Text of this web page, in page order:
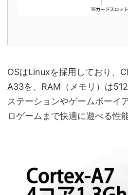
OSはLinuxを採用しており、
A33を、RAM（メモリ）は
ステーションやゲームボーイ
ロゲームまで快適に遊べる性